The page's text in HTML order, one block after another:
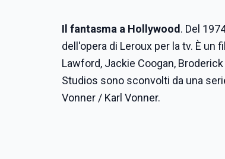
Il fantasma a Hollywood . Del
dell'opera di Leroux per la tv. È
Lawford, Jackie Coogan,
Studios sono sconvolti da una
Vonner / Karl Vonner.